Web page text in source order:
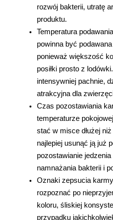
rozwój bakterii, utratę
produktu.
Temperatura
powinna być
ponieważ większość
posiłki prosto z
intensywniej pachnie,
atrakcyjna dla
Czas pozostawiania
temperaturze
stać w misce dłużej
najlepiej usunąć ją już
pozostawianie
namnażania bakterii i
Oznaki zepsucia
rozpoznać po
koloru, śliskiej
przypadku